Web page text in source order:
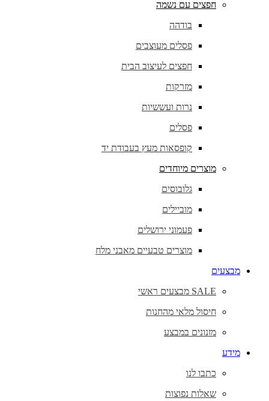
חפצים עם נשמה
בודהה
פסלים מעוצבים
חפצים לעיצוב הבית
מזרקות
נרות ועששיות
פסלים
קופסאות מעץ בעבודת יד
מוצרים מיוחדים
גלובוסים
מוביילים
פעמוני ירושלים
מוצרים טבעיים מאבני מלח
מבצעים
SALE מבצעים ראשי
חיסול מלאי מהחנות
מזנונים במבצע
מידע
כתבו לנו
שאלות נפוצות